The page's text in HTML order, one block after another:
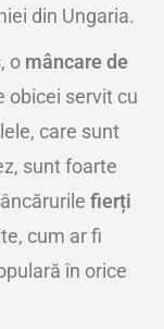
din Ungaria.
o mâncare de
obicei servit cu
care sunt
sunt foarte
fierți
cum ar fi
în orice